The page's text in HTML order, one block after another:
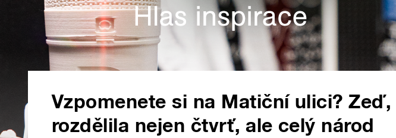
Vzpomenete si na Matiční ulici?
rozdělila nejen čtvrť, ale celý národ